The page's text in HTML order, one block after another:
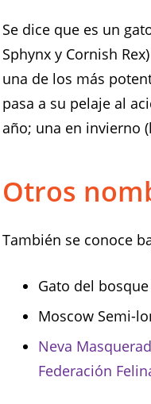
Se dice que es un
Sphynx y Cornish
una de los más
pasa a su pelaje al
año; una en invierno
Otros
También se conoce
Gato del
Moscow Semi-
Neva
Federación